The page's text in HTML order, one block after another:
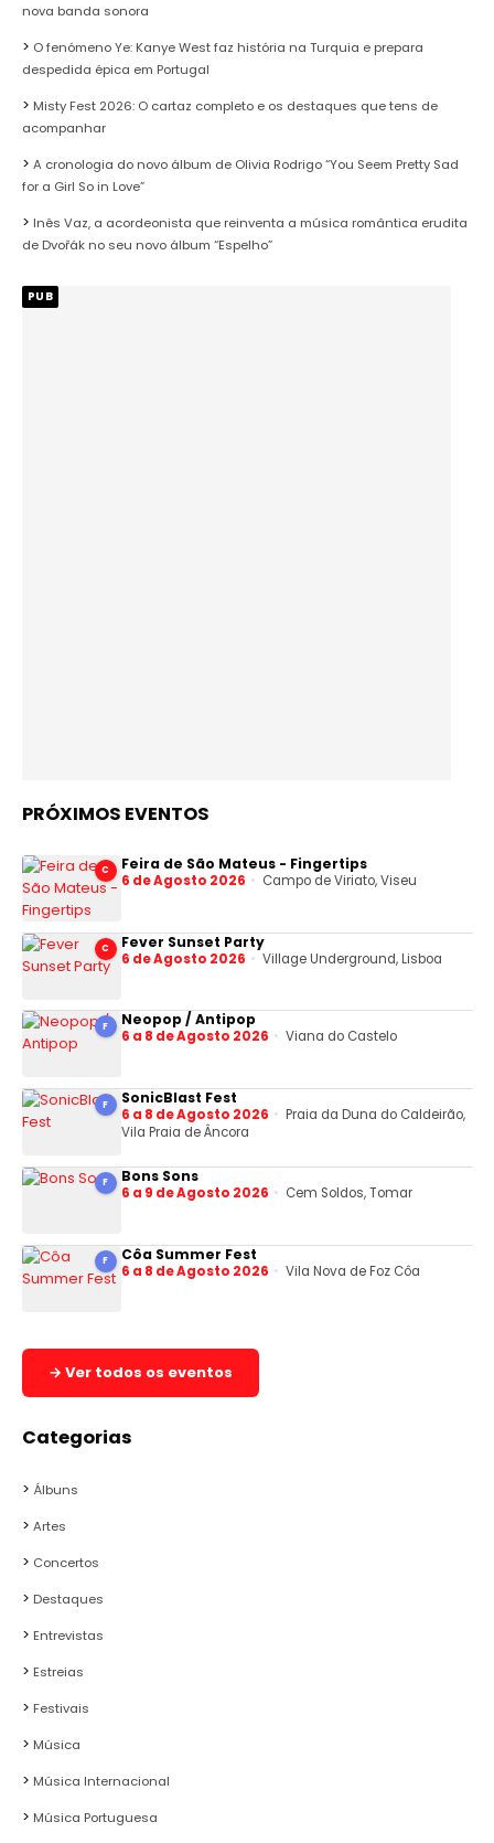
nova banda sonora
O fenómeno Ye: Kanye West faz história na Turquia e prepara
despedida épica em Portugal
Misty Fest 2026: O cartaz completo e os destaques que tens de
acompanhar
A cronologia do novo álbum de Olivia Rodrigo “You Seem Pretty Sad
for a Girl So in Love”
Inês Vaz, a acordeonista que reinventa a música romântica erudita
de Dvořák no seu novo álbum “Espelho”
PUB
PRÓXIMOS EVENTOS
C Feira de São Mateus - Fingertips
6 de Agosto 2026 Campo de Viriato, Viseu
C Fever Sunset Party
6 de Agosto 2026 Village Underground, Lisboa
F Neopop / Antipop
6 a 8 de Agosto 2026 Viana do Castelo
F SonicBlast Fest
6 a 8 de Agosto 2026
Praia da Duna do Caldeirão,
Vila Praia de Âncora
F Bons Sons
6 a 9 de Agosto 2026 Cem Soldos, Tomar
F Côa Summer Fest
6 a 8 de Agosto 2026 Vila Nova de Foz Côa
→ Ver todos os eventos
Categorias
Álbuns
Artes
Concertos
Destaques
Entrevistas
Estreias
Festivais
Música
Música Internacional
Música Portuguesa